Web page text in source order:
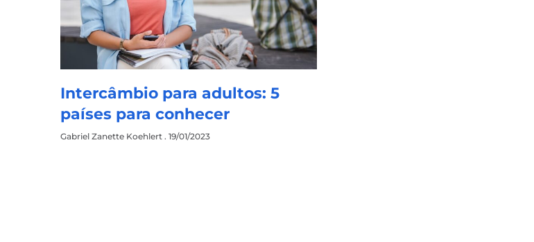
Intercâmbio para adultos: 5
países para conhecer
Gabriel Zanette Koehlert 19/01/2023